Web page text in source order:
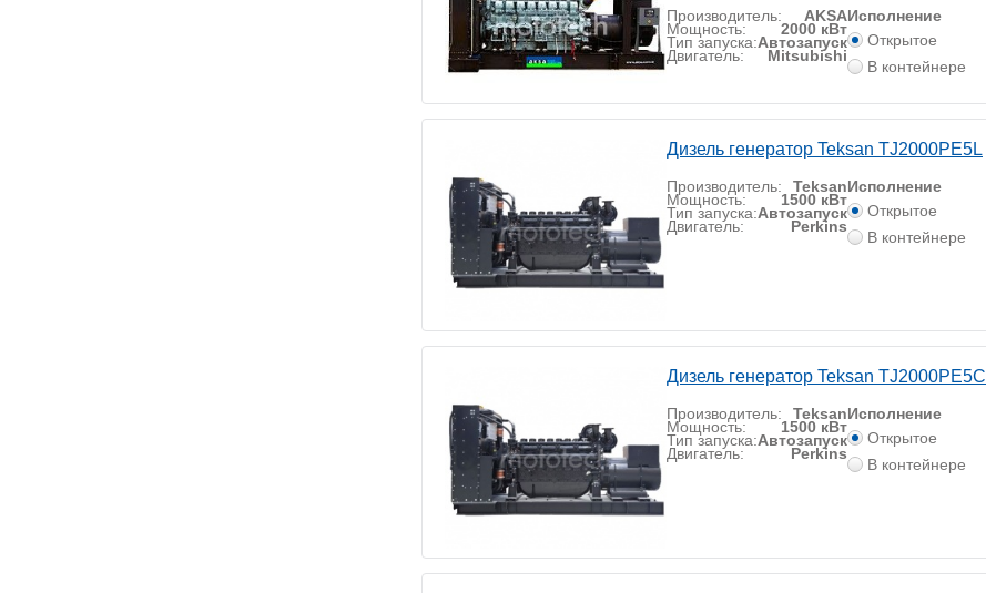
Производитель: AKSA
Мощность: 2000 кВт
Тип запуска:Автозапуск
Двигатель: Mitsubishi
Исполнение
Открытое
В контейнере
Дизель генератор Teksan TJ2000PE5L
Производитель: Teksan
Мощность: 1500 кВт
Тип запуска:Автозапуск
Двигатель: Perkins
Исполнение
Открытое
В контейнере
Дизель генератор Teksan TJ2000PE5C
Производитель: Teksan
Мощность: 1500 кВт
Тип запуска:Автозапуск
Двигатель: Perkins
Исполнение
Открытое
В контейнере